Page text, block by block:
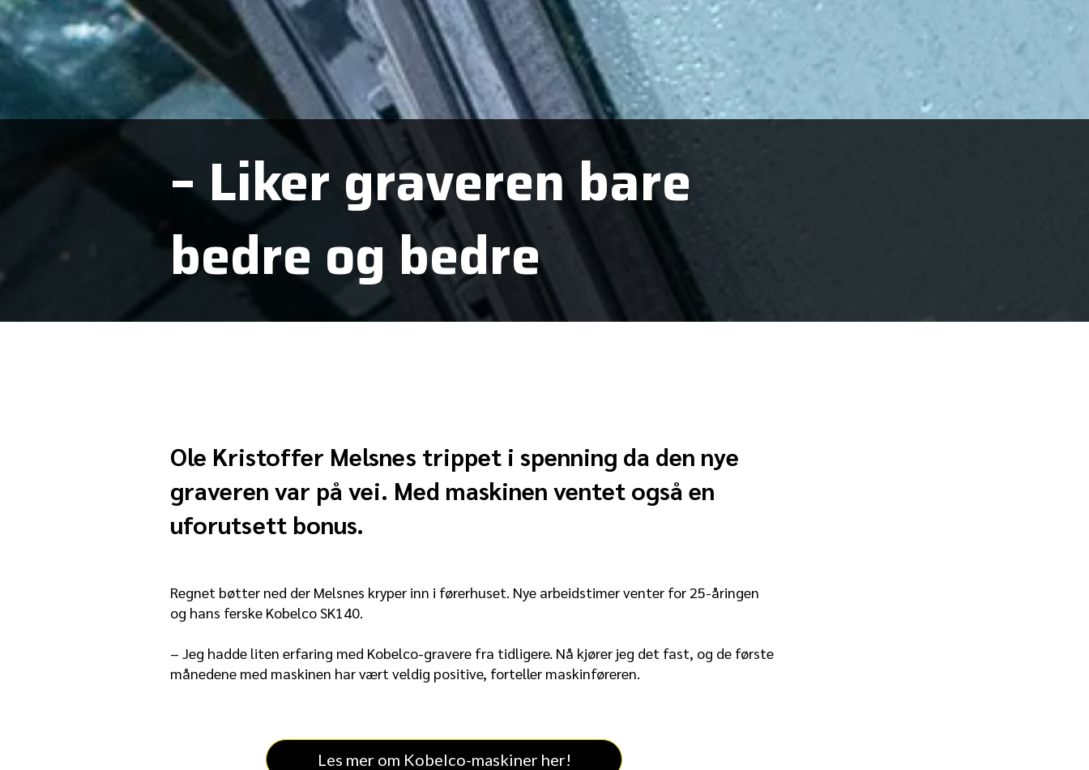
– Liker graveren bare
bedre og bedre
Les mer om Kobelco-maskiner her!
Regnet bøtter ned der Melsnes kryper inn i førerhuset. Nye arbeidstimer venter for 25-åringen
og hans ferske Kobelco SK140.
– Jeg hadde liten erfaring med Kobelco-gravere fra tidligere. Nå kjører jeg det fast, og de første
månedene med maskinen har vært veldig positive, forteller maskinføreren.
Ole Kristoffer Melsnes trippet i spenning da den nye
graveren var på vei. Med maskinen ventet også en
uforutsett bonus.